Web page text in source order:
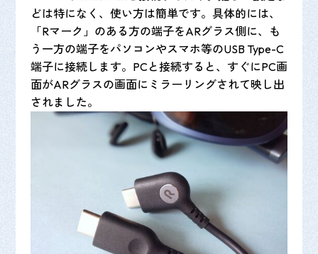
どは特になく、使い方は簡単です。具体的には、
「Rマーク」のある方の端子をARグラス側に、も
う一方の端子をパソコンやスマホ等のUSB Type-C
端子に接続します。PCと接続すると、すぐにPC画
面がARグラスの画面にミラーリングされて映し出
されました。